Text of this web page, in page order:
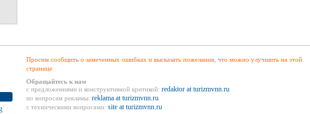
Просим сообщить о замеченных ошибках и высказать пожелания, что можно улучшить на этой
странице
Обращайтесь к нам
с предложениями и конструктивной критикой: redaktor at turizmvnn.ru
по вопросам рекламы: reklama at turizmvnn.ru
с техническими вопросами: site at turizmvnn.ru